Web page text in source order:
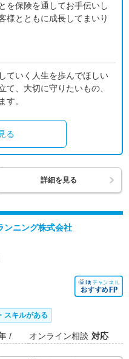
を保険を通してお手伝いし
様とともに成長してまいり
ていく人生を歩んでほしい
て、大切に守りたいもの、
す。
る
詳細を見る
ンニング株式会社
スキルがある
オンライン相談 対応